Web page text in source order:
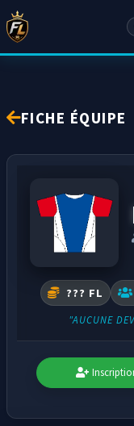
FICHE ÉQUIPE
??? FL
"AUCUNE